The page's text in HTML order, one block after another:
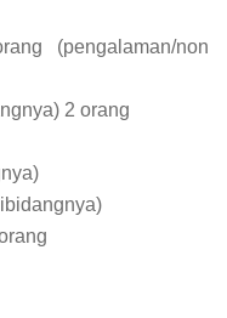
(pengalaman/non
2 orang